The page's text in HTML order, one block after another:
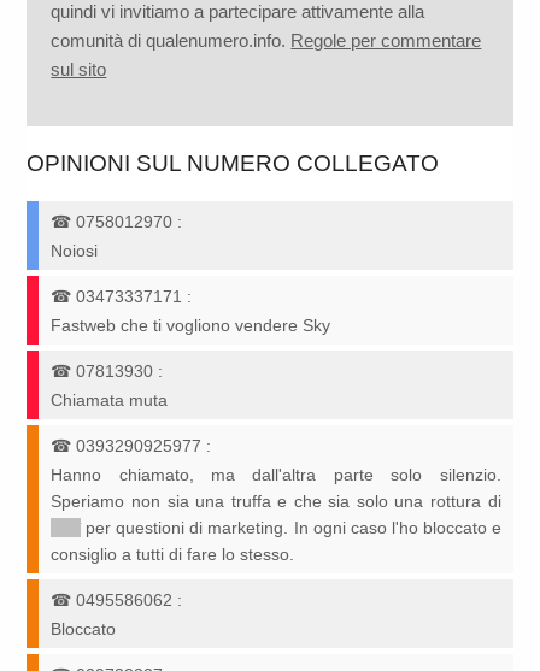
quindi vi invitiamo a partecipare attivamente alla
comunità di qualenumero.info. Regole per commentare
sul sito
OPINIONI SUL NUMERO COLLEGATO
☎0758012970 :
Noiosi
☎03473337171 :
Fastweb che ti vogliono vendere Sky
☎07813930 :
Chiamata muta
☎0393290925977 :
Hanno chiamato, ma dall'altra parte solo silenzio.
Speriamo non sia una truffa e che sia solo una rottura di
*****per questioni di marketing. In ogni caso l'ho bloccato e
consiglio a tutti di fare lo stesso.
☎0495586062 :
Bloccato